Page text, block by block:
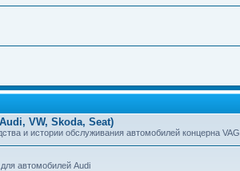
VW, Skoda, Seat)
и истории обслуживания автомобилей концерна VAG
автомобилей Audi